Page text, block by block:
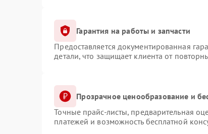
Гарантия на работы и запчасти
Предоставляется документированная
детали, что защищает клиента от
Прозрачное ценообразование и
Точные прайс-листы, предварительная
платежей и возможность бесплатной